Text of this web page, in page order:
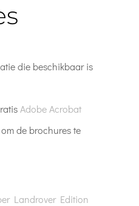
die beschikbaar is
Adobe Acrobat
de brochures te
Landrover Edition